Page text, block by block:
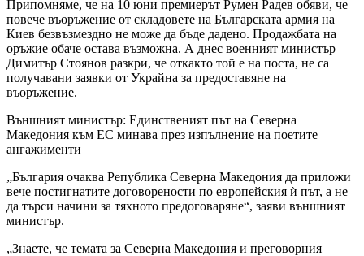
Припомняме, че на 10 юни премиерът Румен Радев обяви, че
повече въоръжение от складовете на Българската армия на
Киев безвъзмездно не може да бъде дадено. Продажбата на
оръжие обаче остава възможна. А днес военният министър
Димитър Стоянов разкри, че откакто той е на поста, не са
получавани заявки от Украйна за предоставяне на
въоръжение.
Външният министър: Единственият път на Северна
Македония към ЕС минава през изпълнение на поетите
ангажименти
„България очаква Република Северна Македония да приложи
вече постигнатите договорености по европейския ѝ път, а не
да търси начини за тяхното предоговаряне“, заяви външният
министър.
„Знаете, че темата за Северна Македония и преговорния